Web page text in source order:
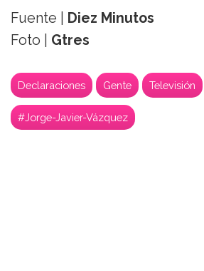
Fuente |
Diez Minutos
Foto | Gtres
Declaraciones Gente Televisión
#Jorge-Javier-Vázquez